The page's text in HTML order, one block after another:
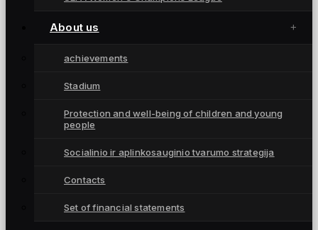
About us
achievements
Stadium
Protection and well-being of children and young
people
Socialinio ir aplinkosauginio tvarumo strategija
Contacts
Set of financial statements